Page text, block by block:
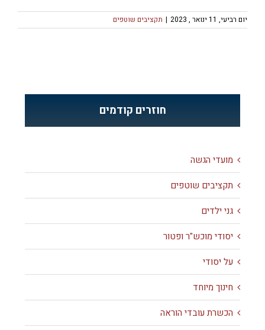
יום רביעי, 11 ינואר , 2023 | תקציבים שוטפים
חוזרים קודמים
מועדי הגשה
תקציבים שוטפים
גני ילדים
יסודי מוכש"ר ופטור
על יסודי
חינוך מיוחד
הכשרת עובדי הוראה